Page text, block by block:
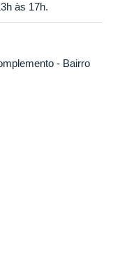
às 17h.
- Bairro